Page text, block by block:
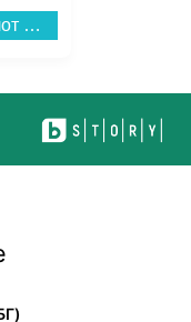
Вграден керамичен плот AEG TO63IQ00FB , Индукционен...